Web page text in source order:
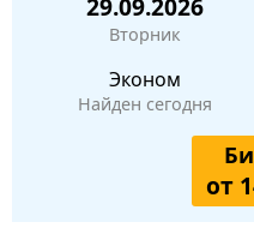
Вторник
Эконом
Найден сегодня
от